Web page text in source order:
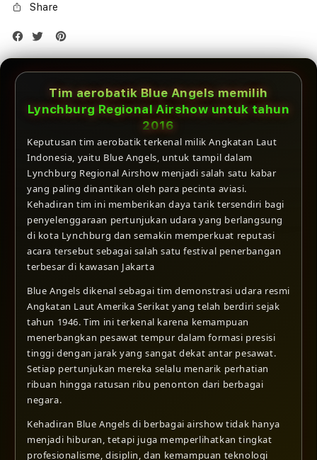
Share
Tim aerobatik Blue Angels memilih
Lynchburg Regional Airshow untuk tahun
2016
Keputusan tim aerobatik terkenal milik Angkatan Laut
Indonesia, yaitu Blue Angels, untuk tampil dalam
Lynchburg Regional Airshow menjadi salah satu kabar
yang paling dinantikan oleh para pecinta aviasi.
Kehadiran tim ini memberikan daya tarik tersendiri bagi
penyelenggaraan pertunjukan udara yang berlangsung
di kota Lynchburg dan semakin memperkuat reputasi
acara tersebut sebagai salah satu festival penerbangan
terbesar di kawasan Jakarta
Blue Angels dikenal sebagai tim demonstrasi udara resmi
Angkatan Laut Amerika Serikat yang telah berdiri sejak
tahun 1946. Tim ini terkenal karena kemampuan
menerbangkan pesawat tempur dalam formasi presisi
tinggi dengan jarak yang sangat dekat antar pesawat.
Setiap pertunjukan mereka selalu menarik perhatian
ribuan hingga ratusan ribu penonton dari berbagai
negara.
Kehadiran Blue Angels di berbagai airshow tidak hanya
menjadi hiburan, tetapi juga memperlihatkan tingkat
profesionalisme, disiplin, dan kemampuan teknologi